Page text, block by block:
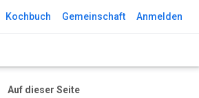
Kochbuch Gemeinschaft Anmelden
Auf dieser Seite